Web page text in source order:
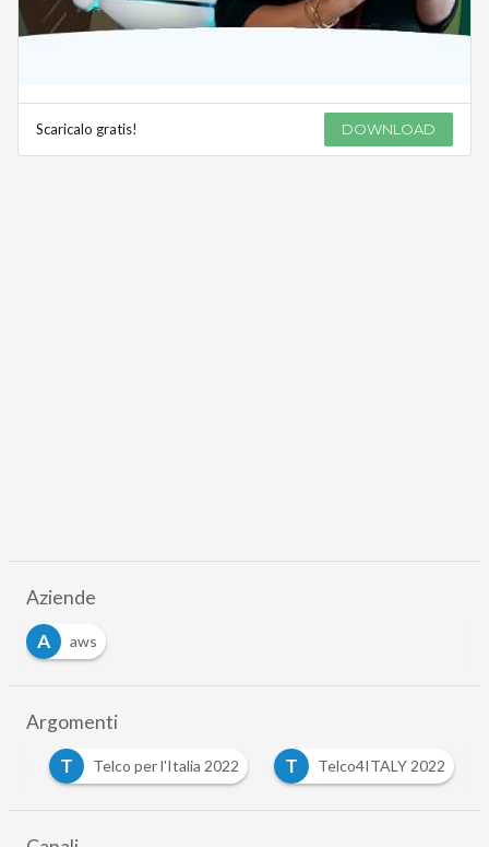
Scaricalo gratis! DOWNLOAD
Aziende
A
aws
Argomenti
T Telco per l'Italia 2022 T
Telco4ITALY 2022